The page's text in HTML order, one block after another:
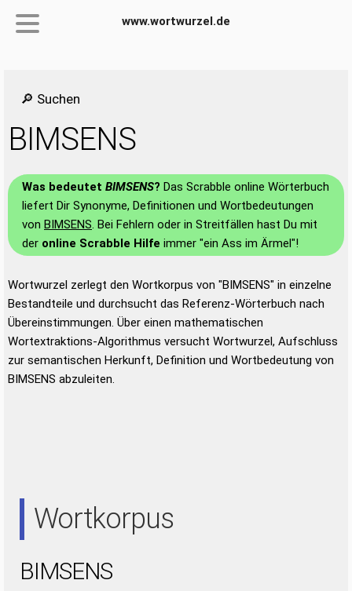
www.wortwurzel.de
🔎 Suchen
BIMSENS
Was bedeutet BIMSENS? Das Scrabble online Wörterbuch
liefert Dir Synonyme, Definitionen und Wortbedeutungen
von BIMSENS. Bei Fehlern oder in Streitfällen hast Du mit
der online Scrabble Hilfe immer "ein Ass im Ärmel"!
Wortwurzel zerlegt den Wortkorpus von "BIMSENS" in einzelne
Bestandteile und durchsucht das Referenz-Wörterbuch nach
Übereinstimmungen. Über einen mathematischen
Wortextraktions-Algorithmus versucht Wortwurzel, Aufschluss
zur semantischen Herkunft, Definition und Wortbedeutung von
BIMSENS abzuleiten.
Wortkorpus
BIMSENS